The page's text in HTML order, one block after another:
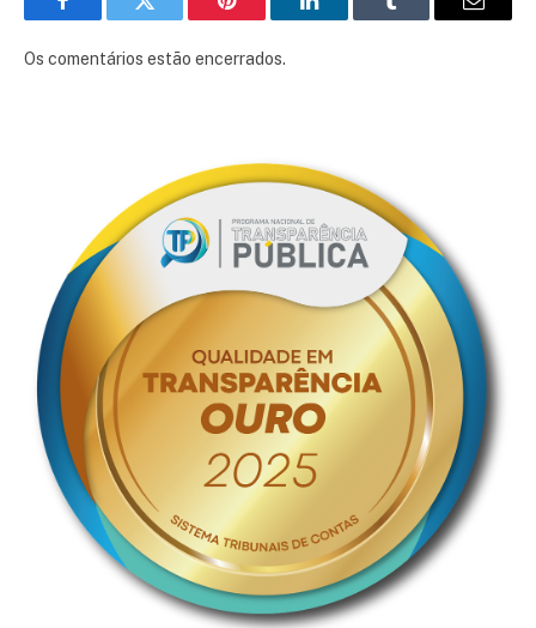
FacebookTwitter Pinterest LinkedInTumblr
E-
Os comentários estão encerrados.